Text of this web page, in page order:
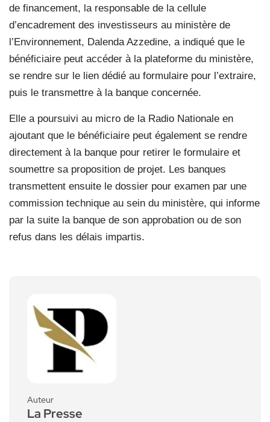
de financement, la responsable de la cellule
d’encadrement des investisseurs au ministère de
l’Environnement, Dalenda Azzedine, a indiqué que le
bénéficiaire peut accéder à la plateforme du ministère,
se rendre sur le lien dédié au formulaire pour l’extraire,
puis le transmettre à la banque concernée.
Elle a poursuivi au micro de la Radio Nationale en
ajoutant que le bénéficiaire peut également se rendre
directement à la banque pour retirer le formulaire et
soumettre sa proposition de projet. Les banques
transmettent ensuite le dossier pour examen par une
commission technique au sein du ministère, qui informe
par la suite la banque de son approbation ou de son
refus dans les délais impartis.
Auteur
La Presse